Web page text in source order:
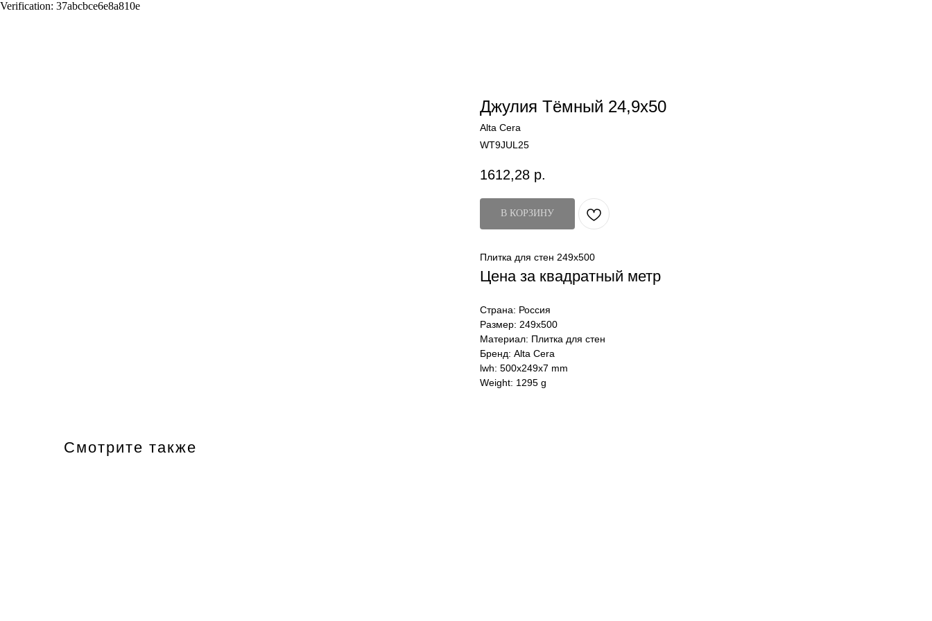
Verification: 37abcbce6e8a810e
Джулия Тёмный 24,9x50
Alta Cera
WT9JUL25
1612,28 р.
В КОРЗИНУ
Плитка для стен 249x500
Цена за квадратный метр
Страна: Россия
Размер: 249x500
Материал: Плитка для стен
Бренд: Alta Cera
lwh: 500x249x7 mm
Weight: 1295 g
Смотрите также